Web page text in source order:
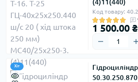
Механізм гідроциліндра
металевих деталей:
· корпус;
· передня кришка;
· задня кришка;
(4)11(440)
Код товару:
1 500.00 ₴
Хіт